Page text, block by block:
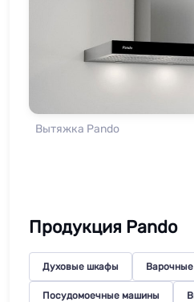
Вытяжка Pando
Продукция Pando
Духовые шкафы
Посудомоечные машины